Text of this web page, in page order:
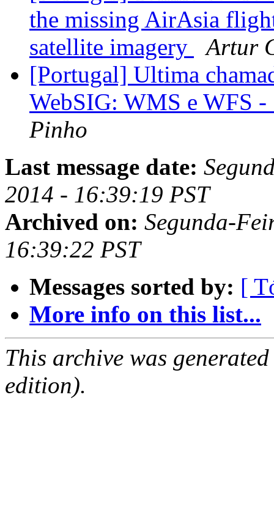
the missing AirAsia
satellite imagery
Artur
[Portugal] Ultima
WebSIG: WMS e WFS
Pinho
Last message date:
2014 - 16:39:19 PST
Archived on: Segunda-
16:39:22 PST
Messages sorted by: [
More info on this list...
This archive was
edition).